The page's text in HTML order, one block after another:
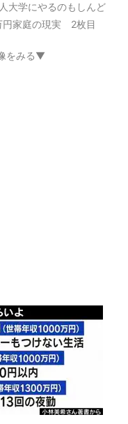
大学にやるのもしんど
円家庭の現実 2枚目
をみる▼